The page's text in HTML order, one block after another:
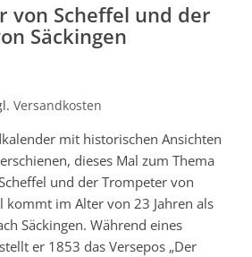
von Scheffel und der
Säckingen
Versandkosten
mit historischen Ansichten
dieses Mal zum Thema
und der Trompeter von
kommt im Alter von 23 Jahren als
Säckingen. Während eines
er 1853 das Versepos „Der